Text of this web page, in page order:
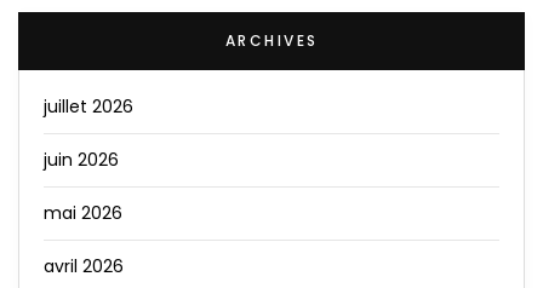
ARCHIVES
juillet 2026
juin 2026
mai 2026
avril 2026